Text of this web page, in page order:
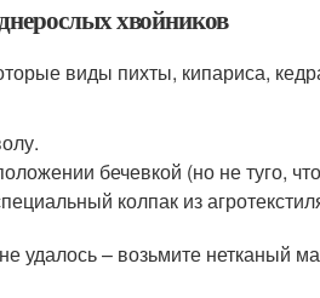
хвойников
виды пихты, кипариса,
бечевкой (но не туго,
колпак из
удалось – возьмите нетканый